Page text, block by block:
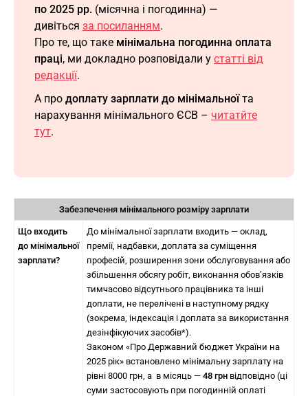
по 2025 рр. (місячна і погодинна) —
дивіться за посиланням.
Про те, що таке мінімальна погодинна оплата
праці, ми докладно розповідали у статті від
редакції.
А про доплату зарплати до мінімальноїта
нарахування мінімального ЄСВ – читатйте
тут.
Забезпечення мінімального розміру зарплати
Що входить
до мінімальної
зарплати?
До мінімальної зарплати входить — оклад,
премії, надбавки, доплата за суміщення
професій, розширення зони обслуговування або
збільшення обсягу робіт, виконання обов’язків
тимчасово відсутнього працівника та інші
доплати, не перелічені в наступному рядку
(зокрема, індексація і доплата за використання
дезінфікуючих засобів*).
Законом «Про Державний бюджет України на
2025 рік» встановлено мінімальну зарплату на
рівні 8000 грн, а в місяць — 48 грн відповідно (ці
суми застосовують при погодинній оплаті